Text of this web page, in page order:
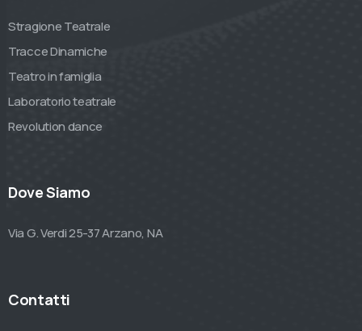
Stragione Teatrale
Tracce Dinamiche
Teatro in famiglia
Laboratorio teatrale
Revolution dance
Dove Siamo
Via G. Verdi 25-37 Arzano, NA
Contatti